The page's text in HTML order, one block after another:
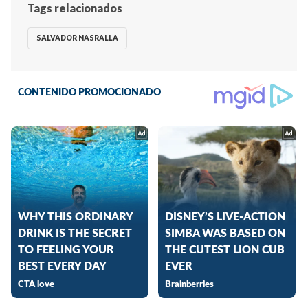
Tags relacionados
SALVADOR NASRALLA